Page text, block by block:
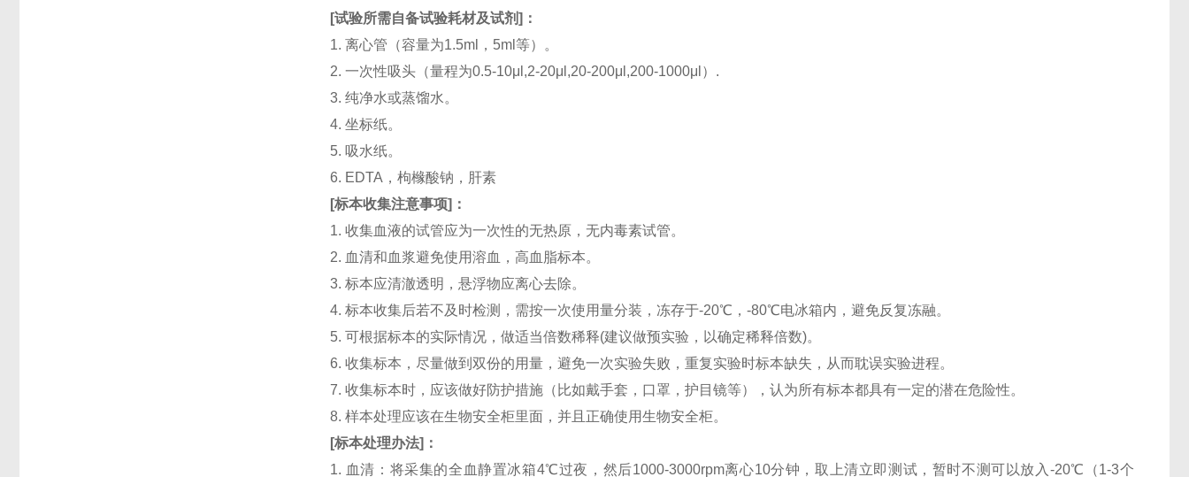
[试验所需自备试验耗材及试剂]：
1. 离心管（容量为1.5ml，5ml等）。
2. 一次性吸头（量程为0.5-10μl,2-20μl,20-200μl,200-1000μl）.
3. 纯净水或蒸馏水。
4. 坐标纸。
5. 吸水纸。
6. EDTA，枸橼酸钠，肝素
[标本收集注意事项]：
1. 收集血液的试管应为一次性的无热原，无内毒素试管。
2. 血清和血浆避免使用溶血，高血脂标本。
3. 标本应清澈透明，悬浮物应离心去除。
4. 标本收集后若不及时检测，需按一次使用量分装，冻存于-20℃，-80℃电冰箱内，避免反复冻融。
5. 可根据标本的实际情况，做适当倍数稀释(建议做预实验，以确定稀释倍数)。
6. 收集标本，尽量做到双份的用量，避免一次实验失败，重复实验时标本缺失，从而耽误实验进程。
7. 收集标本时，应该做好防护措施（比如戴手套，口罩，护目镜等），认为所有标本都具有一定的潜在危险性。
8. 样本处理应该在生物安全柜里面，并且正确使用生物安全柜。
[标本处理办法]：
1. 血清：将采集的全血静置冰箱4℃过夜，然后1000-3000rpm离心10分钟，取上清立即测试，暂时不测可以放入-20℃（1-3个